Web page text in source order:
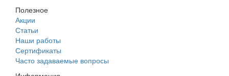
Полезное
Акции
Статьи
Наши работы
Сертификаты
Часто задаваемые вопросы